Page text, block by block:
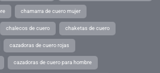
chamarra de cuero mujer
chalecos de cuero chaketas de cuero
cazadoras de cuero rojas
cazadoras de cuero para hombre